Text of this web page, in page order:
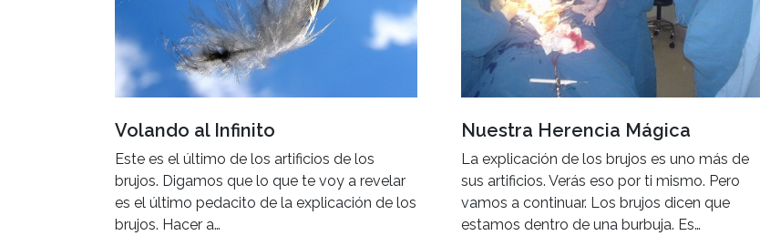
Volando al Infinito
Este es el último de los artificios de los
brujos. Digamos que lo que te voy a revelar
es el último pedacito de la explicación de los
brujos. Hacer a…
Nuestra Herencia Mágica
La explicación de los brujos es uno más de
sus artificios. Verás eso por ti mismo. Pero
vamos a continuar. Los brujos dicen que
estamos dentro de una burbuja. Es…